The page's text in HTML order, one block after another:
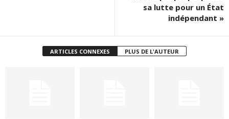
sa lutte pour un État
indépendant »
ARTICLES CONNEXES PLUS DE L'AUTEUR